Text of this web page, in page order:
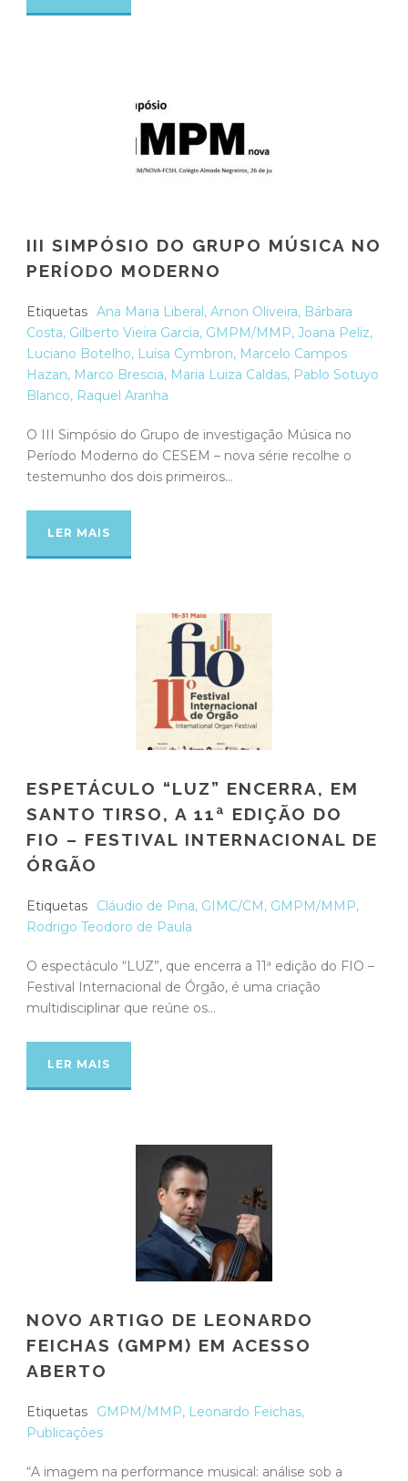
III SIMPÓSIO DO GRUPO MÚSICA NO
PERÍODO MODERNO
Etiquetas Ana Maria Liberal, Arnon Oliveira, Bárbara
Costa, Gilberto Vieira Garcia, GMPM/MMP, Joana Peliz,
Luciano Botelho, Luísa Cymbron, Marcelo Campos
Hazan, Marco Brescia, Maria Luiza Caldas, Pablo Sotuyo
Blanco, Raquel Aranha
O III Simpósio do Grupo de investigação Música no
Período Moderno do CESEM – nova série recolhe o
testemunho dos dois primeiros...
LER MAIS
ESPETÁCULO “LUZ” ENCERRA, EM
SANTO TIRSO, A 11ª EDIÇÃO DO
FIO – FESTIVAL INTERNACIONAL DE
ÓRGÃO
Etiquetas Cláudio de Pina, GIMC/CM, GMPM/MMP,
Rodrigo Teodoro de Paula
O espectáculo “LUZ”, que encerra a 11ª edição do FIO –
Festival Internacional de Órgão, é uma criação
multidisciplinar que reúne os...
LER MAIS
NOVO ARTIGO DE LEONARDO
FEICHAS (GMPM) EM ACESSO
ABERTO
Etiquetas GMPM/MMP, Leonardo Feichas,
Publicações
“A imagem na performance musical: análise sob a